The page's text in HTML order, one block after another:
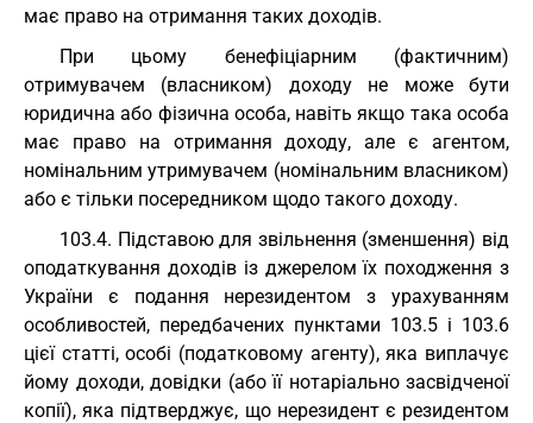
має право на отримання таких доходів.
При цьому бенефіціарним (фактичним)
отримувачем (власником) доходу не може бути
юридична або фізична особа, навіть якщо така особа
має право на отримання доходу, але є агентом,
номінальним утримувачем (номінальним власником)
або є тільки посередником щодо такого доходу.
103.4. Підставою для звільнення (зменшення) від
оподаткування доходів із джерелом їх походження з
України є подання нерезидентом з урахуванням
особливостей, передбачених пунктами 103.5 і 103.6
цієї статті, особі (податковому агенту), яка виплачує
йому доходи, довідки (або її нотаріально засвідченої
копії), яка підтверджує, що нерезидент є резидентом